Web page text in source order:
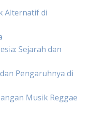
Alternatif di
Sejarah dan
Pengaruhnya di
Musik Reggae